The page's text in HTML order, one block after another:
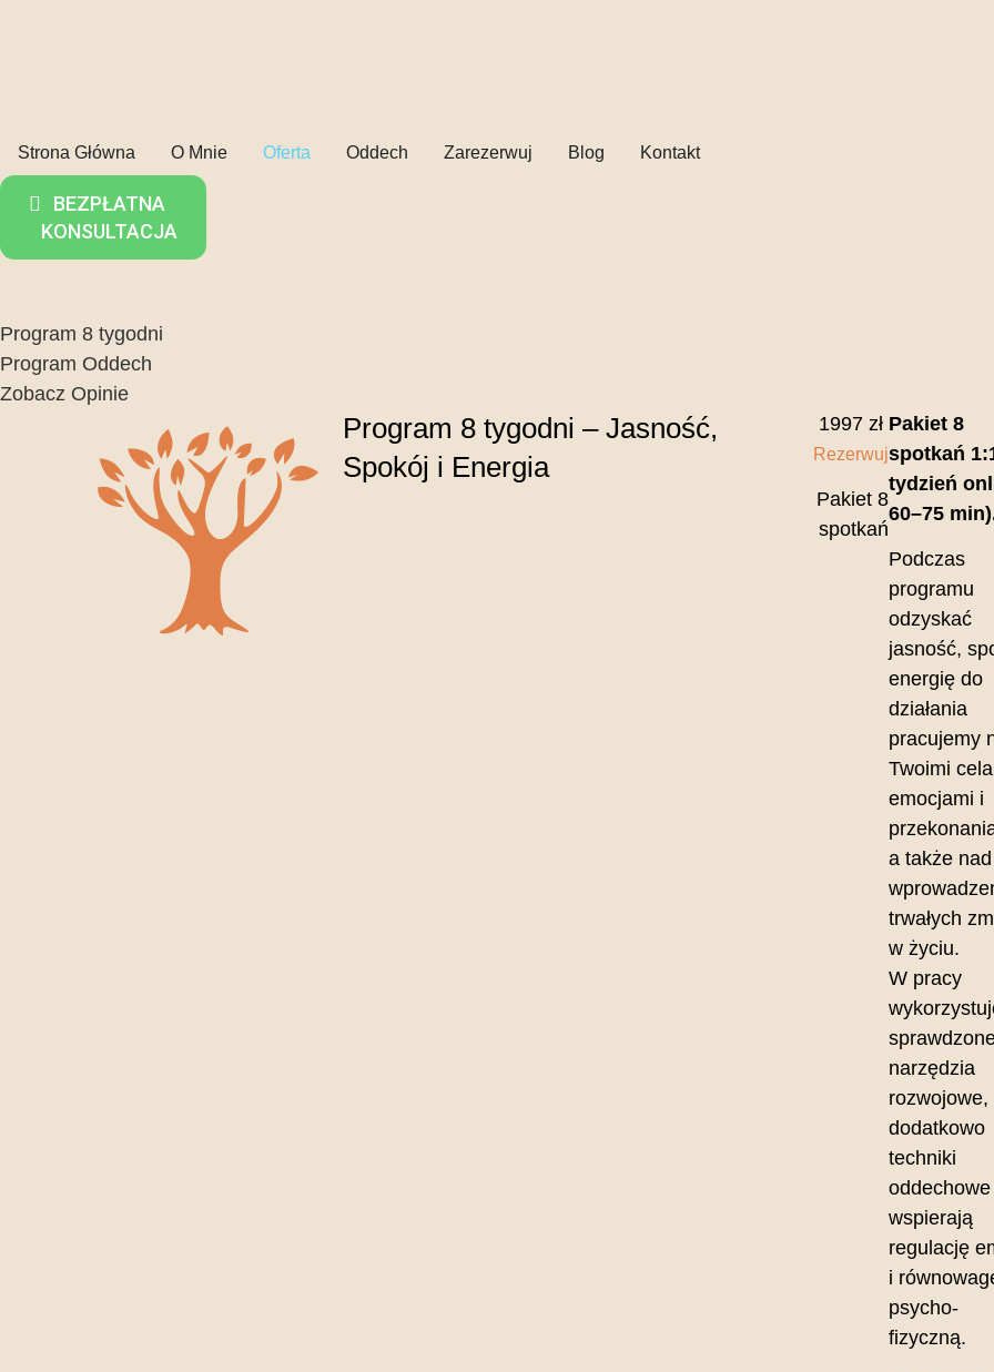
Strona Główna O Mnie Oferta Oddech Zarezerwuj Blog Kontakt
BEZPŁATNA
KONSULTACJA
Program 8 tygodni
Program Oddech
Zobacz Opinie
Program 8 tygodni – Jasność,
Spokój i Energia
1997 zł
Rezerwuj
Pakiet 8
spotkań
Pakiet 8
spotkań
tydzień
60–75
Podczas
programu
odzyskać
jasność,
energię do
działania
pracujemy
Twoimi
emocjami i
a także nad
trwałych
w życiu.
W pracy
narzędzia
rozwojowe,
dodatkowo
techniki
oddechowe
wspierają
regulację
i
psycho-
fizyczną.